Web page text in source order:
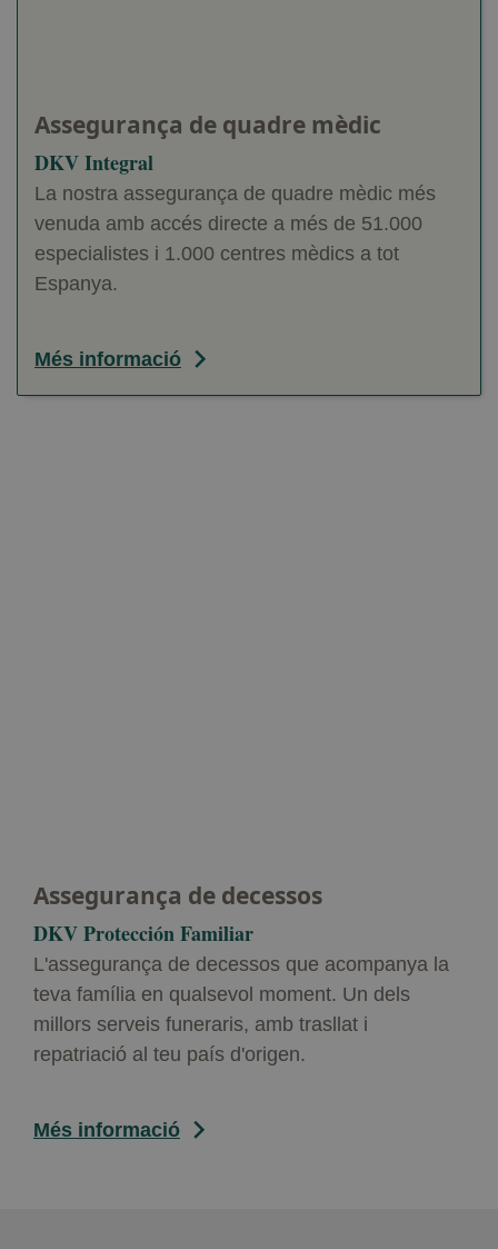
Assegurança de quadre mèdic
DKV Integral
La nostra assegurança de quadre mèdic més
venuda amb accés directe a més de 51.000
especialistes i 1.000 centres mèdics a tot
Espanya.
Més informació
Assegurança de decessos
DKV Protección Familiar
L'assegurança de decessos que acompanya la
teva família en qualsevol moment. Un dels
millors serveis funeraris, amb trasllat i
repatriació al teu país d'origen.
Més informació